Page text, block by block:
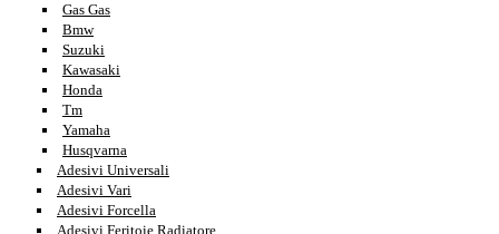
Gas Gas
Bmw
Suzuki
Kawasaki
Honda
Tm
Yamaha
Husqvarna
Adesivi Universali
Adesivi Vari
Adesivi Forcella
Adesivi Feritoie Radiatore